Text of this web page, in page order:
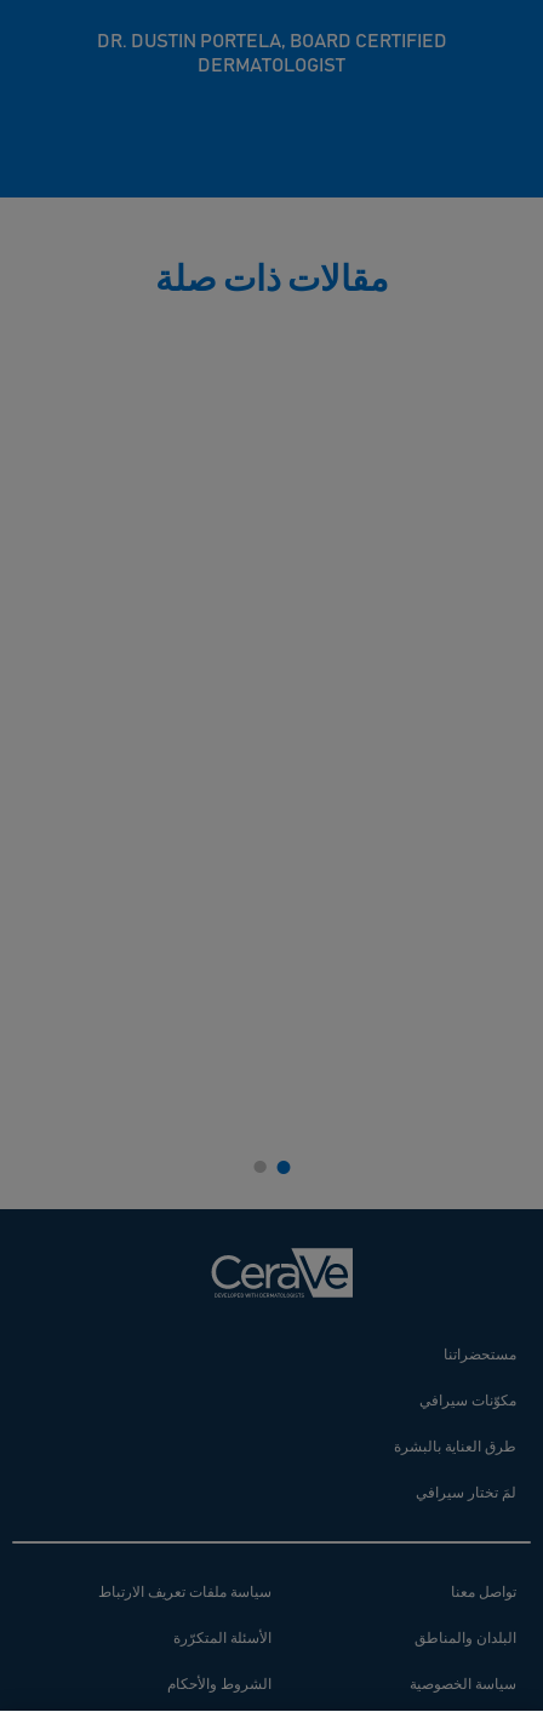
DR. DUSTIN PORTELA, BOARD CERTIFIED
DERMATOLOGIST
مقالات ذات صلة
مستحضراتنا
مكوّنات سيرافي
طرق العناية بالبشرة
لمَ تختار سيرافي
تواصل معنا سياسة ملفات تعريف الارتباط
البلدان والمناطق الأسئلة المتكرّرة
سياسة الخصوصية الشروط والأحكام